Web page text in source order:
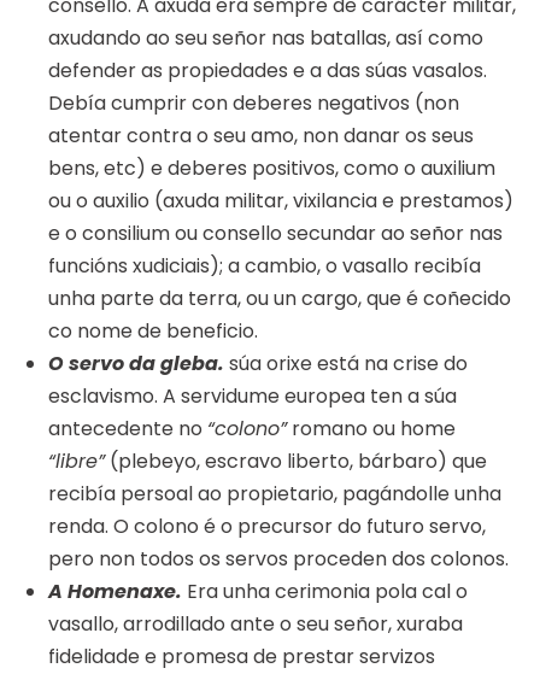
consello. A axuda era sempre de carácter militar,
axudando ao seu señor nas batallas, así como
defender as propiedades e a das súas vasalos.
Debía cumprir con deberes negativos (non
atentar contra o seu amo, non danar os seus
bens, etc) e deberes positivos, como o auxilium
ou o auxilio (axuda militar, vixilancia e prestamos)
e o consilium ou consello secundar ao señor nas
funcións xudiciais); a cambio, o vasallo recibía
unha parte da terra, ou un cargo, que é coñecido
co nome de beneficio.
O servo da gleba. súa orixe está na crise do
esclavismo. A servidume europea ten a súa
antecedente no “colono”romano ou home
“libre”(plebeyo, escravo liberto, bárbaro) que
recibía persoal ao propietario, pagándolle unha
renda. O colono é o precursor do futuro servo,
pero non todos os servos proceden dos colonos.
A Homenaxe. Era unha cerimonia pola cal o
vasallo, arrodillado ante o seu señor, xuraba
fidelidade e promesa de prestar servizos